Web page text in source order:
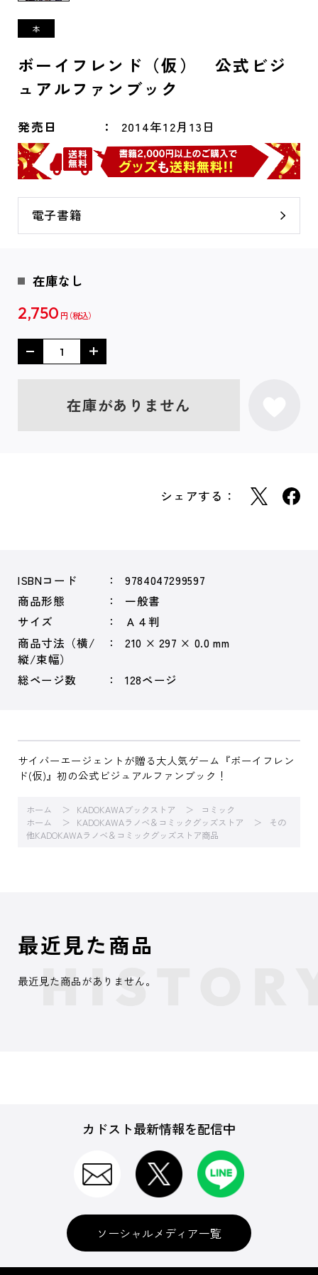
ボーイフレンド（仮） 公式ビジ
ュアルファンブック
発売日 2014年12月13日
電子書籍
在庫なし
2,750 円
在庫がありません
シェアする：
ISBNコード
9784047299597
商品形態
一般書
サイズ
Ａ４判
商品寸法（横/
縦/束幅）
210 × 297 × 0.0 mm
総ページ数 128ページ
サイバーエージェントが贈る大人気ゲーム『ボーイフレン
ド(仮)』初の公式ビジュアルファンブック！
ホーム KADOKAWAブックストア
コミック
ホーム
KADOKAWAラノベ＆コミックグッズストア
その
他KADOKAWAラノベ＆コミックグッズストア商品
最近見た商品
最近見た商品がありません。
カドスト最新情報を配信中
ソーシャルメディア一覧